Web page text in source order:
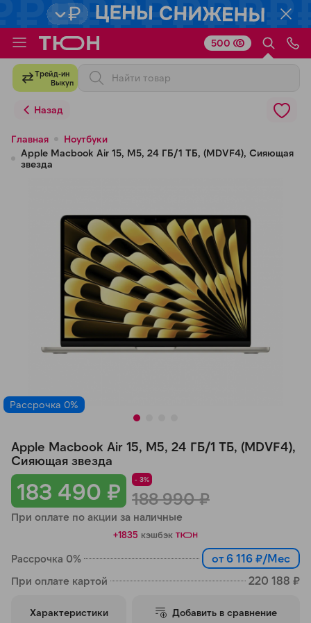
Трейд-ин
Выкуп
500
Назад
Главная
Ноутбуки
Apple Macbook Air 15, M5, 24 ГБ/1 ТБ, (MDVF4), Сияющая
звезда
Рассрочка 0%
183 490 ₽ - 3%
188 990 ₽
При оплате по акции за наличные
+1835 кэшбэк
Рассрочка 0% от 6 116 ₽/Мес
При оплате картой 220 188 ₽
Apple Macbook Air 15, M5, 24 ГБ/1 ТБ, (MDVF4),
Сияющая звезда
Характеристики Добавить в сравнение
Для клиентов всех банков
Разбейте
оплатуна части
без переплат
График платежей
Добавляйте товары
в корзину
Оплачивайте сегодня только
25% картой любого банка
Получайте товар
выбранный способом
Оставшиеся 75 % будут
списыватьсяс вашей карты
по 25%
Подробнее